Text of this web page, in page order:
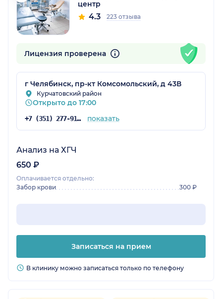
центр
4.3 223 отзыва
Лицензия проверена
г Челябинск, пр-кт Комсомольский, д 43В
Курчатовский район
Открыто до 17:00
+7 (351) 277-91-64 показать
Анализ на ХГЧ
650 ₽
Оплачивается отдельно:
Забор крови
300 ₽
Записаться на прием
В клинику можно записаться только по телефону